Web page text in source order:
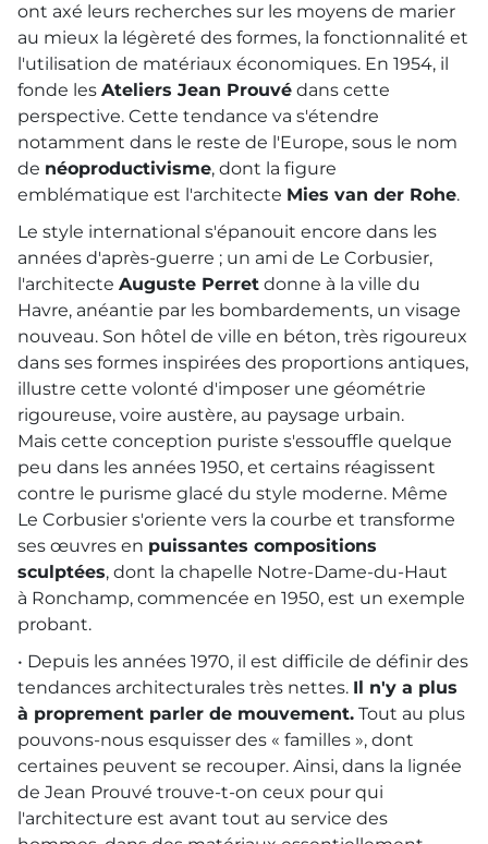
ont axé leurs recherches sur les moyens de marier
au mieux la légèreté des formes, la fonctionnalité et
l'utilisation de matériaux économiques. En 1954, il
fonde les Ateliers Jean Prouvé dans cette
perspective. Cette tendance va s'étendre
notamment dans le reste de l'Europe, sous le nom
de néoproductivisme, dont la figure
emblématique est l'architecte Mies van der Rohe.
Le style international s'épanouit encore dans les
années d'après-guerre ; un ami de Le Corbusier,
l'architecte Auguste Perret donne à la ville du
Havre, anéantie par les bombardements, un visage
nouveau. Son hôtel de ville en béton, très rigoureux
dans ses formes inspirées des proportions antiques,
illustre cette volonté d'imposer une géométrie
rigoureuse, voire austère, au paysage urbain.
Mais cette conception puriste s'essouffle quelque
peu dans les années 1950, et certains réagissent
contre le purisme glacé du style moderne. Même
Le Corbusier s'oriente vers la courbe et transforme
ses œuvres en puissantes compositions
sculptées, dont la chapelle Notre-Dame-du-Haut
à Ronchamp, commencée en 1950, est un exemple
probant.
• Depuis les années 1970, il est difficile de définir des
tendances architecturales très nettes. Il n'y a plus
à proprement parler de mouvement. Tout au plus
pouvons-nous esquisser des « familles », dont
certaines peuvent se recouper. Ainsi, dans la lignée
de Jean Prouvé trouve-t-on ceux pour qui
l'architecture est avant tout au service des